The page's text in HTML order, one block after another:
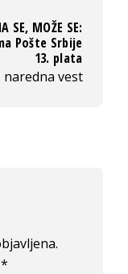
SE, MOŽE SE:
Pošte Srbije
13. plata
naredna vest
*